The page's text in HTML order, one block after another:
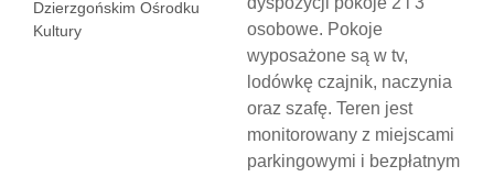
osobowe. Pokoje
wyposażone są w tv,
lodówkę czajnik, naczynia
oraz szafę. Teren jest
monitorowany z miejscami
parkingowymi i bezpłatnym